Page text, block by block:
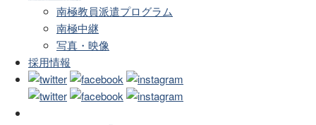
南極教員派遣プログラム
南極中継
写真・映像
採用情報